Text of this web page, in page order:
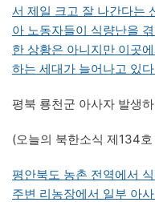
서 제일 크고 잘 나간다는
아 노동자들이 식량난을
한 상황은 아니지만 이곳
하는 세대가 늘어나고 있
평북 룡천군 아사자 발생
(오늘의 북한소식 제134
평안북도 농촌 전역에서
주변 리농장에서 일부 아